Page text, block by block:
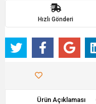
Hızlı Gönderi
Ürün Açıklaması